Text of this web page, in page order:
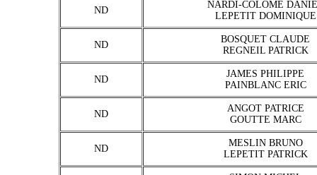
ND
NARDI-COLOME
LEPETIT DOMINIQUE
ND
BOSQUET CLAUDE
REGNEIL PATRICK
ND
JAMES PHILIPPE
PAINBLANC ERIC
ND
ANGOT PATRICE
GOUTTE MARC
ND
MESLIN BRUNO
LEPETIT PATRICK